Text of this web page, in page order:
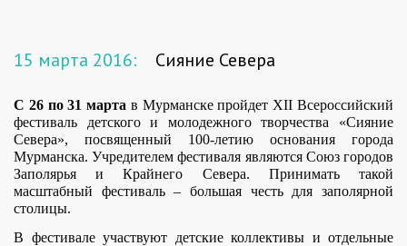
15 марта 2016: Сияние Севера
С 26 по 31 марта в Мурманске пройдет XII Всероссийский
фестиваль детского и молодежного творчества «Сияние
Севера», посвященный 100-летию основания города
Мурманска. Учредителем фестиваля являются Союз городов
Заполярья и Крайнего Севера. Принимать такой
масштабный фестиваль – большая честь для заполярной
столицы.
В фестивале участвуют детские коллективы и отдельные